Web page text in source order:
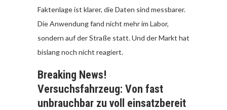
Faktenlage ist klarer, die Daten sind messbarer.
Die Anwendung fand nicht mehr im Labor,
sondern auf der Straße statt. Und der Markt hat
bislang noch nicht reagiert.
Breaking News!
Versuchsfahrzeug: Von fast
unbrauchbar zu voll einsatzbereit